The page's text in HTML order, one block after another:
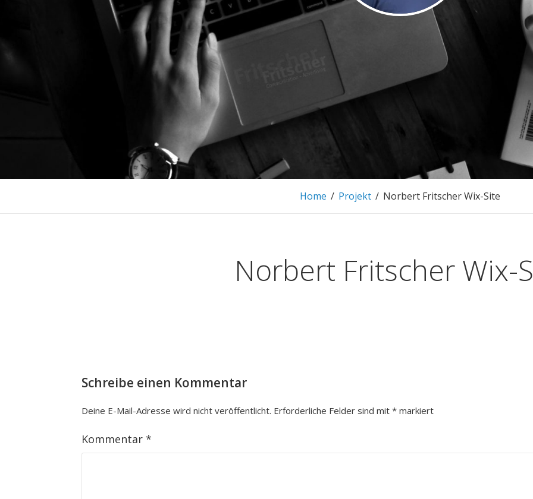
I´M NORBERT FRITSCHER.
FREELANCE SOCIAL MEDIA, ONLINE MARKETING AND EVENTMANAGEMENT
Home / Projekt / Norbert Fritscher Wix-Site
Norbert Fritscher Wix-
Schreibe einen Kommentar
Deine E-Mail-Adresse wird nicht veröffentlicht. Erforderliche Felder sind mit * markiert
Kommentar *